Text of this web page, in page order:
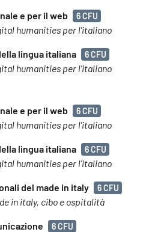
e per il web 6 CFU
humanities per l'italiano
lingua italiana 6 CFU
humanities per l'italiano
e per il web 6 CFU
humanities per l'italiano
lingua italiana 6 CFU
humanities per l'italiano
del made in italy 6 CFU
in italy, cibo e ospitalità
6 CFU